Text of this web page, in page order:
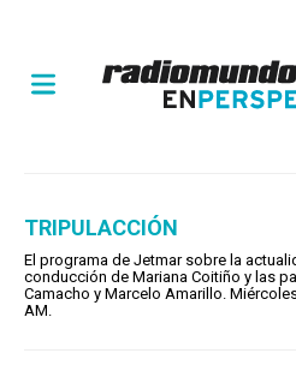
TRIPULACCIÓN
El programa de Jetmar sobre la
conducción de Mariana Coitiño y las
Camacho y Marcelo Amarillo.
AM.